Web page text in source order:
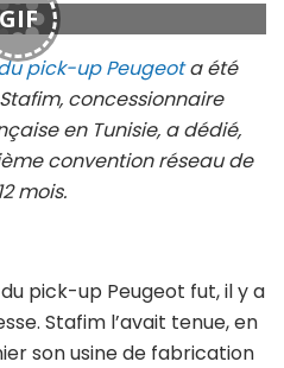
GIF
pick-up Peugeota été
concessionnaire
en Tunisie, a dédié,
convention réseau de
mois.
pick-up Peugeot fut, il y a
Stafim l’avait tenue, en
son usine de fabrication